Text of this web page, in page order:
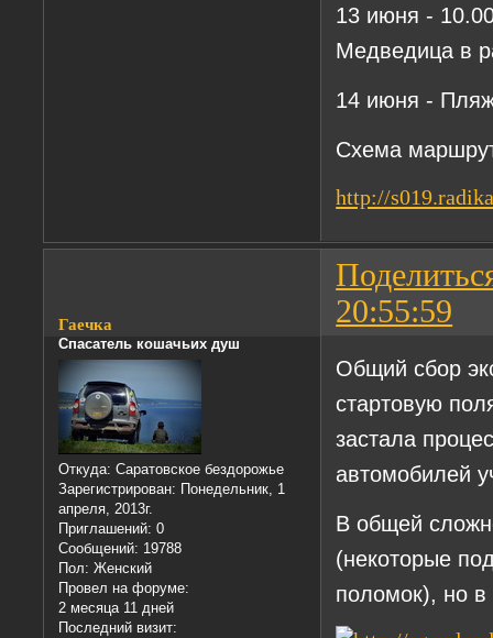
13 июня -
Медведица в
14 июня -
Схема
http://
20:55:59
Гаечка
Спасатель кошачьих душ
Откуда: Саратовское бездорожье
Зарегистрирован: Понедельник, 1
апреля, 2013г.
Приглашений: 0
Сообщений: 19788
Пол: Женский
Провел на форуме:
2 месяца 11 дней
Последний визит:
Общий сбор
стартовую
застала
автомобилей
В общей
(некоторые
поломок), но